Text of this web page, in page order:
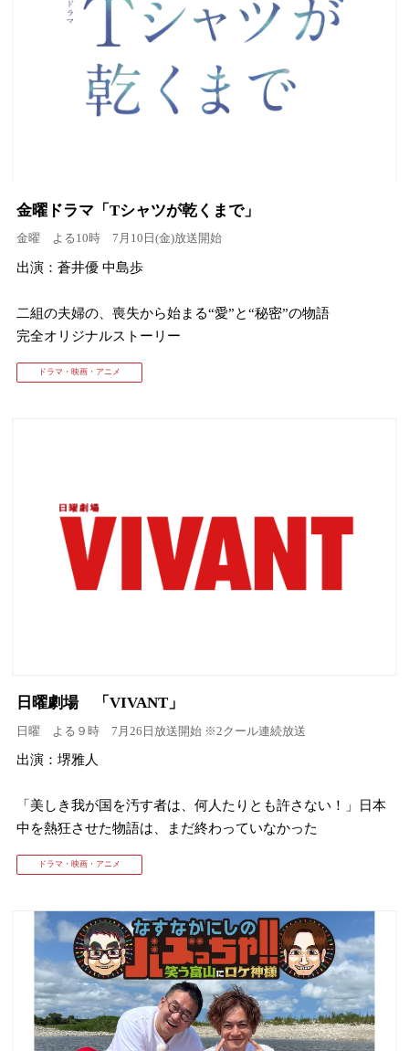
金曜ドラマ「Tシャツが乾くまで」
金曜 よる10時 7月10日(金)放送開始
出演：蒼井優 中島歩
⼆組の夫婦の、喪失から始まる“愛”と“秘密”の物語
完全オリジナルストーリー
ドラマ・映画・アニメ
日曜劇場 「VIVANT」
日曜 よる９時 7月26日放送開始 ※2クール連続放送
出演：堺雅人
「美しき我が国を汚す者は、何人たりとも許さない！」日本
中を熱狂させた物語は、まだ終わっていなかった
ドラマ・映画・アニメ